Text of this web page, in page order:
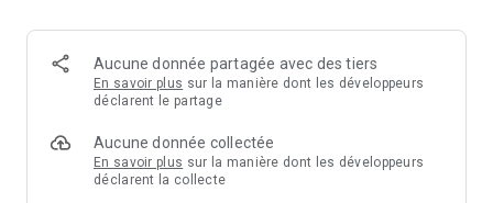
Aucune donnée partagée avec des tiers
En savoir plus sur la manière dont les développeurs
déclarent le partage
Aucune donnée collectée
En savoir plus sur la manière dont les développeurs
déclarent la collecte